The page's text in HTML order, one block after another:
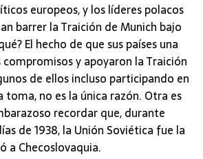
europeos, y los líderes polacos
barrer la Traición de Munich bajo
El hecho de que sus países una
y apoyaron la Traición
de ellos incluso participando en
no es la única razón. Otra es
recordar que, durante
de 1938, la Unión Soviética fue la
a Checoslovaquia.